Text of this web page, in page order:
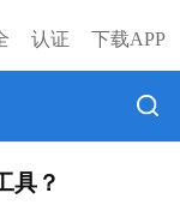
认证 下载APP
具？